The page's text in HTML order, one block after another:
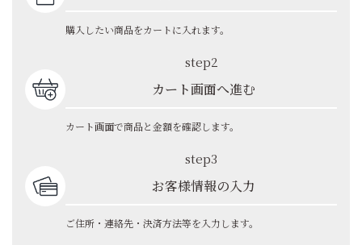
購入したい商品をカートに入れます。
step2
カート画面へ進む
カート画面で商品と金額を確認します。
step3
お客様情報の入力
ご住所・連絡先・決済方法等を入力します。